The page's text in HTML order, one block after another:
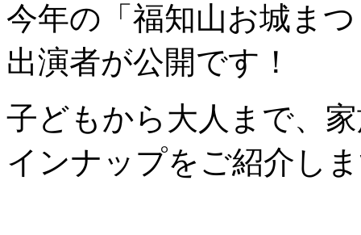
今年の「福知山お城ま
出演者が公開です！
子どもから大人まで、
インナップをご紹介し